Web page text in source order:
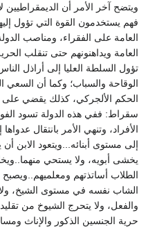
ويتضح آخر الأمر أن الديمقراطيين
فهم يستخدمون القوة التي تؤول
العامة على الفقراء، ومناصب
العامة ويداهنونهم حتى تنقلب
تؤول السلطة العليا إلى أراذل
الوقاحة والسباب؛ وكما أن السعي
الحكم الألجركي، كذلك يقضي على
سقراط: ففي هذه الدولة تسود
الأفراد، وتنهي الأمر بانتقال
إلى مستوى أبنائه...ويتعود الابن
يخشى أبويه، ولا يستحي
الطلاب أساتذتهم
الشاب نفسه في مستوى الشيخ،
والفعل، ولا يتحرج الشيوخ من
حرية الجنسين الذكور والإناث